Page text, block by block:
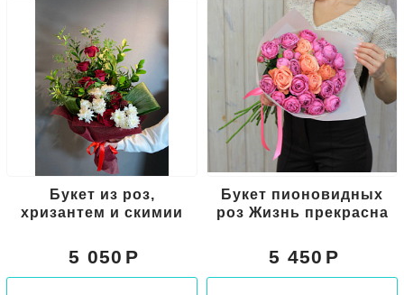
Букет из роз,
хризантем и скимии
5 050
Букет пионовидных
роз Жизнь прекрасна
5 450